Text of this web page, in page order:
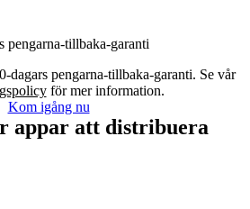
pengarna-tillbaka-garanti
dagars pengarna-tillbaka-garanti. Se vår
för mer information.
Kom igång nu
appar att distribuera